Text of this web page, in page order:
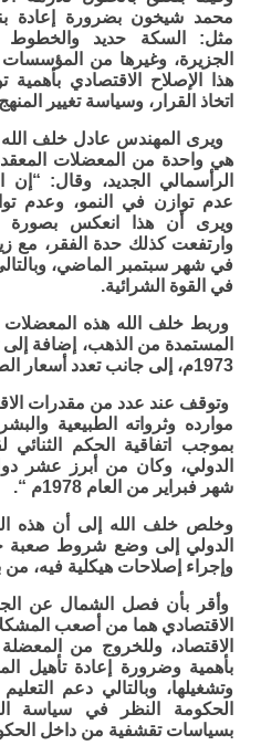
محمد شيخون بضرورة إعادة
مثل: السكة حديد والخطوط
الجزيرة، وغيرها من المؤسسات
هذا الإصلاح الاقتصادي بأهمية
اتخاذ القرار، وسياسة تغيير
ويرى المهندس عادل خلف الله
هي واحدة من المعضلات
الرأسمالي الجديد، وقال: “إن
عدم توازن في النمو، وعدم
ويرى أن هذا انعكس بصورة
في شهر سبتمبر الماضي،
في القوة الشرائية.
وربط خلف الله هذه المعضلات
المستمدة من الذهب، إضافة
1973م، إلى جانب تعدد أسعار الصرف.
وتوقف عند عدد من مقدرات
موارده وثرواته الطبيعية
بموجب اتفاقية الحكم
الدولي، وكان من أبرز عشر
شهر فبراير من العام 1978م “.
وخلص خلف الله إلى أن هذه
الدولي إلى وضع شروط صعبة
وإجراء إصلاحات هيكلية فيه، من
وأقر بأن فصل الشمال عن
الاقتصادي هما من أصعب
الاقتصاد، وللخروج من
بأهمية وضرورة إعادة تأهيل
وتشغيلها، وبالتالي دعم
الحكومة النظر في سياسة
بسياسات تقشفية من داخل